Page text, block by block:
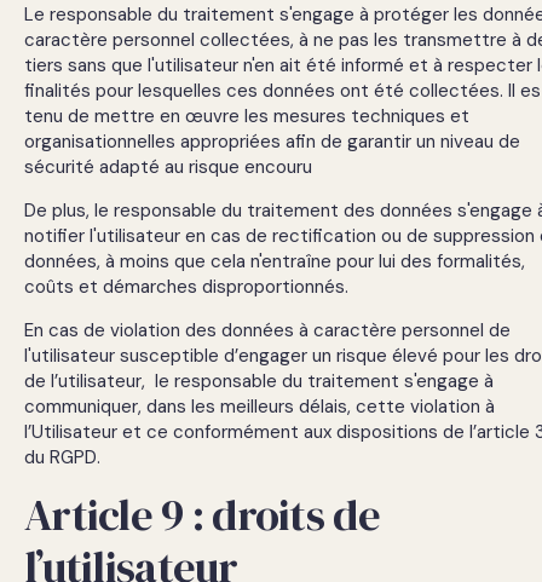
Le responsable du traitement s'engage à protéger les
caractère personnel collectées, à ne pas les transmettre à
tiers sans que l'utilisateur n'en ait été informé et à respecter
finalités pour lesquelles ces données ont été collectées. Il
tenu de mettre en œuvre les mesures techniques et
organisationnelles appropriées afin de garantir un niveau de
sécurité adapté au risque encouru
De plus, le responsable du traitement des données s'engage
notifier l'utilisateur en cas de rectification ou de suppression
données, à moins que cela n'entraîne pour lui des formalités,
coûts et démarches disproportionnés.
En cas de violation des données à caractère personnel de
l'utilisateur susceptible d’engager un risque élevé pour les
de l’utilisateur, le responsable du traitement s'engage à
communiquer, dans les meilleurs délais, cette violation à
l’Utilisateur et ce conformément aux dispositions de l’article
du RGPD.
Article 9 : droits de
l’utilisateur